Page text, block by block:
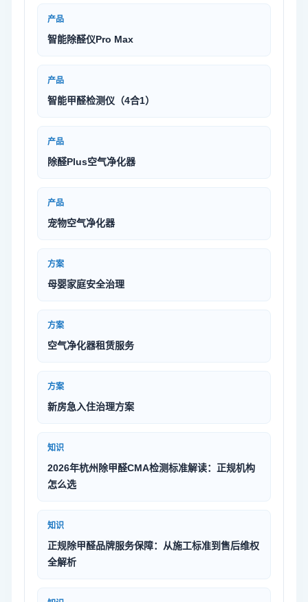
产品
智能除醛仪Pro Max
产品
智能甲醛检测仪（4合1）
产品
除醛Plus空气净化器
产品
宠物空气净化器
方案
母婴家庭安全治理
方案
空气净化器租赁服务
方案
新房急入住治理方案
知识
2026年杭州除甲醛CMA检测标准解读：正规机构
怎么选
知识
正规除甲醛品牌服务保障：从施工标准到售后维权
全解析